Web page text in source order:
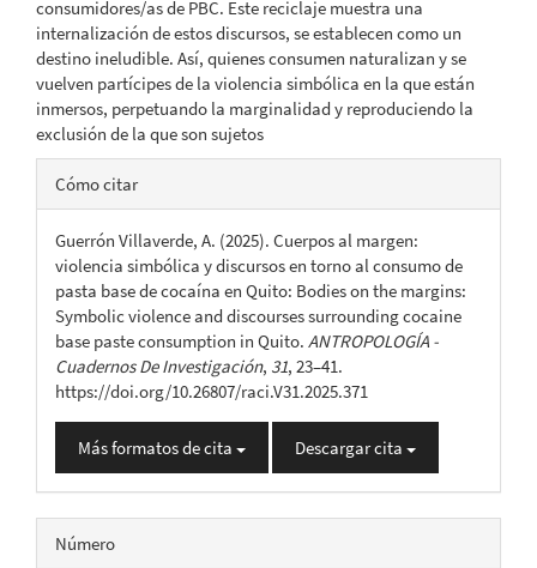
consumidores/as de PBC. Este reciclaje muestra una
internalización de estos discursos, se establecen como un
destino ineludible. Así, quienes consumen naturalizan y se
vuelven partícipes de la violencia simbólica en la que están
inmersos, perpetuando la marginalidad y reproduciendo la
exclusión de la que son sujetos
Detalles
del
artículo
Cómo citar
Guerrón Villaverde, A. (2025). Cuerpos al margen:
violencia simbólica y discursos en torno al consumo de
pasta base de cocaína en Quito: Bodies on the margins:
Symbolic violence and discourses surrounding cocaine
base paste consumption in Quito. ANTROPOLOGÍA -
Cuadernos De Investigación, 31, 23–41.
https://doi.org/10.26807/raci.V31.2025.371
Más formatos de cita Descargar cita
Número